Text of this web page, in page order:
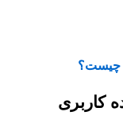
چیست؟
کاربری